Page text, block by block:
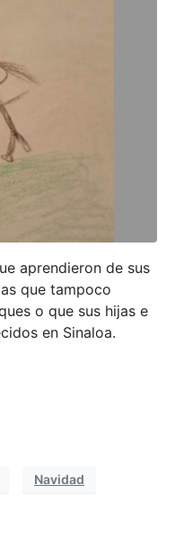
aprendieron de sus
que tampoco
o que sus hijas e
en Sinaloa.
Navidad